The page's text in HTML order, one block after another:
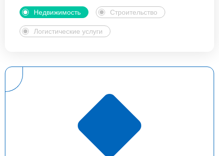
Недвижимость Строительство
Логистические услуги